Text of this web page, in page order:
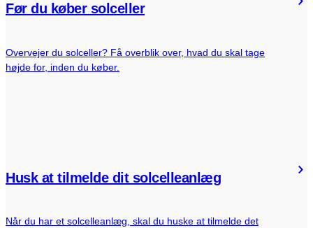
Før du køber solceller
Overvejer du solceller? Få overblik over, hvad du skal tage
højde for, inden du køber.
Husk at tilmelde dit solcelleanlæg
Når du har et solcelleanlæg, skal du huske at tilmelde det